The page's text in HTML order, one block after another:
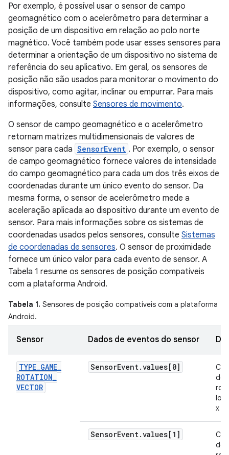
Por exemplo, é possível usar o sensor de campo
geomagnético com o acelerômetro para determinar a
posição de um dispositivo em relação ao polo norte
magnético. Você também pode usar esses sensores para
determinar a orientação de um dispositivo no sistema de
referência do seu aplicativo. Em geral, os sensores de
posição não são usados para monitorar o movimento do
dispositivo, como agitar, inclinar ou empurrar. Para mais
informações, consulte Sensores de movimento.
O sensor de campo geomagnético e o acelerômetro
retornam matrizes multidimensionais de valores de
sensor para cada SensorEvent . Por exemplo, o sensor
de campo geomagnético fornece valores de intensidade
do campo geomagnético para cada um dos três eixos de
coordenadas durante um único evento do sensor. Da
mesma forma, o sensor de acelerômetro mede a
aceleração aplicada ao dispositivo durante um evento de
sensor. Para mais informações sobre os sistemas de
coordenadas usados pelos sensores, consulte Sistemas
de coordenadas de sensores. O sensor de proximidade
fornece um único valor para cada evento de sensor. A
Tabela 1 resume os sensores de posição compatíveis
com a plataforma Android.
Tabela 1. Sensores de posição compatíveis com a plataforma
Android.
Sensor Dados de eventos do sensor
TYPE_GAME_
ROTATION_
VECTOR
SensorEvent.values[0]
do
x
SensorEvent.values[1]
do